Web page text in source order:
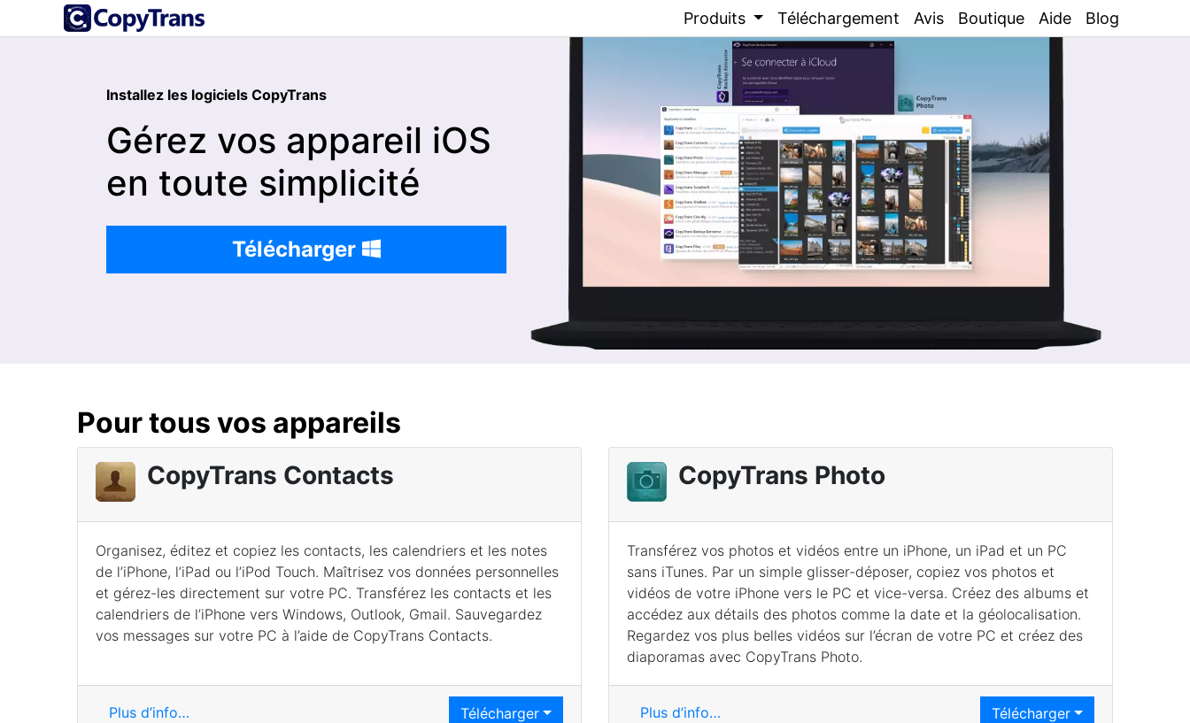
Produits Téléchargement Avis Boutique Aide Blog
Installez les logiciels CopyTrans
Gérez vos appareil iOS
en toute simplicité
Télécharger
Pour tous vos appareils
CopyTrans Contacts
Organisez, éditez et copiez les contacts, les calendriers et les notes
de l’iPhone, l’iPad ou l’iPod Touch. Maîtrisez vos données personnelles
et gérez-les directement sur votre PC. Transférez les contacts et les
calendriers de l’iPhone vers Windows, Outlook, Gmail. Sauvegardez
vos messages sur votre PC à l’aide de CopyTrans Contacts.
Plus d’info… Télécharger
CopyTrans Photo
Transférez vos photos et vidéos entre un iPhone, un iPad et un PC
sans iTunes. Par un simple glisser-déposer, copiez vos photos et
vidéos de votre iPhone vers le PC et vice-versa. Créez des albums et
accédez aux détails des photos comme la date et la géolocalisation.
Regardez vos plus belles vidéos sur l’écran de votre PC et créez des
diaporamas avec CopyTrans Photo.
Plus d’info… Télécharger